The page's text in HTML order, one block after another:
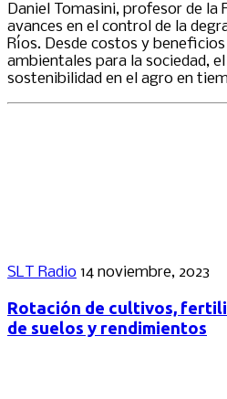
Daniel Tomasini, profesor de la
avances en el control de la
Ríos. Desde costos y
ambientales para la sociedad,
sostenibilidad en el agro en
SLT Radio 14 noviembre, 2023
Rotación de cultivos,
de suelos y rendimientos